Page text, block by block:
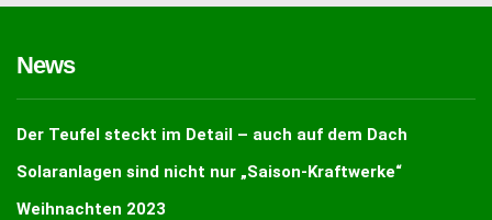
News
Der Teufel steckt im Detail – auch auf dem Dach
Solaranlagen sind nicht nur „Saison-Kraftwerke“
Weihnachten 2023